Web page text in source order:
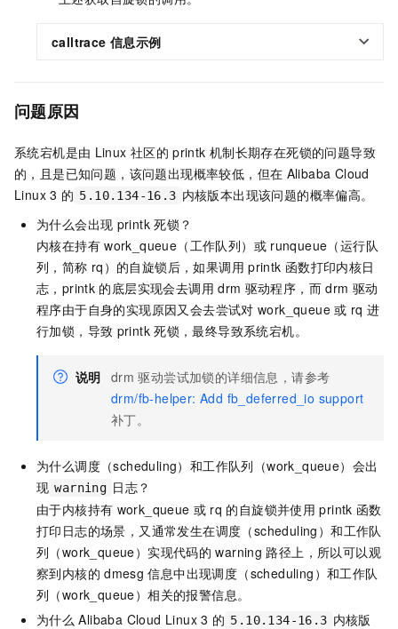
calltrace 信息示例
问题原因
系统宕机是由 Linux 社区的 printk 机制长期存在死锁的问题导致
的，且是已知问题，该问题出现概率较低，但在 Alibaba Cloud
Linux 3 的 5.10.134-16.3 内核版本出现该问题的概率偏高。
为什么会出现 printk 死锁？
内核在持有 work_queue（工作队列）或 runqueue（运行队
列，简称 rq）的自旋锁后，如果调用 printk 函数打印内核日
志，printk 的底层实现会去调用 drm 驱动程序，而 drm 驱动
程序由于自身的实现原因又会去尝试对 work_queue 或 rq 进
行加锁，导致 printk 死锁，最终导致系统宕机。
说明 drm 驱动尝试加锁的详细信息，请参考
drm/fb-helper: Add fb_deferred_io support
补丁。
为什么调度（scheduling）和工作队列（work_queue）会出
现 warning 日志？
由于内核持有 work_queue 或 rq 的自旋锁并使用 printk 函数
打印日志的场景，又通常发生在调度（scheduling）和工作队
列（work_queue）实现代码的 warning 路径上，所以可以观
察到内核的 dmesg 信息中出现调度（scheduling）和工作队
列（work_queue）相关的报警信息。
为什么 Alibaba Cloud Linux 3 的 5.10.134-16.3 内核版